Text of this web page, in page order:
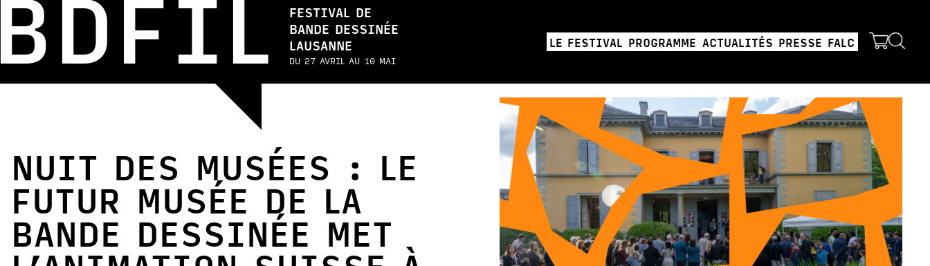
FESTIVAL DE
BANDE DESSINÉE
LAUSANNE
DU 27 AVRIL AU 10 MAI
LE FESTIVAL PROGRAMME ACTUALITÉS PRESSE FALC
NUIT DES MUSÉES : LE
FUTUR MUSÉE DE LA
BANDE DESSINÉE MET